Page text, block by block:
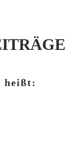
heißt: